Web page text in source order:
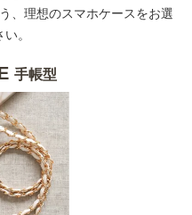
、理想のスマホケースをお選
。
手帳型